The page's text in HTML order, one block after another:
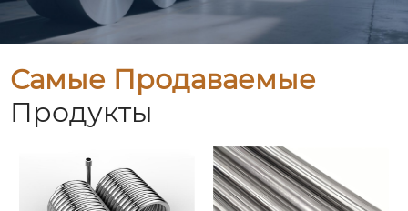
Самые Продаваемые
Продукты